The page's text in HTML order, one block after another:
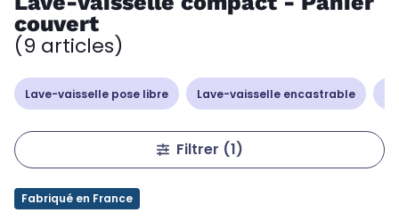
couvert
(9 articles)
Lave-vaisselle pose libre Lave-vaisselle encastrable
Filtrer (1)
Fabriqué en France